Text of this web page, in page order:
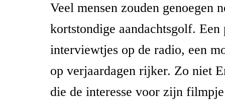
Veel mensen zouden genoegen
kortstondige aandachtsgolf. Een
interviewtjes op de radio, een
op verjaardagen rijker. Zo niet
die de interesse voor zijn